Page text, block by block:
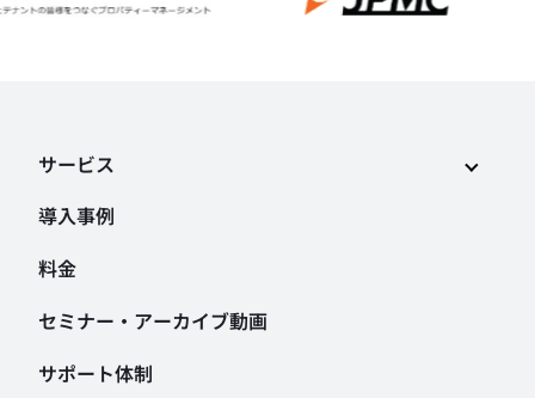
導入事例
料金
セミナー・アーカイブ動画
サポート体制
サービス